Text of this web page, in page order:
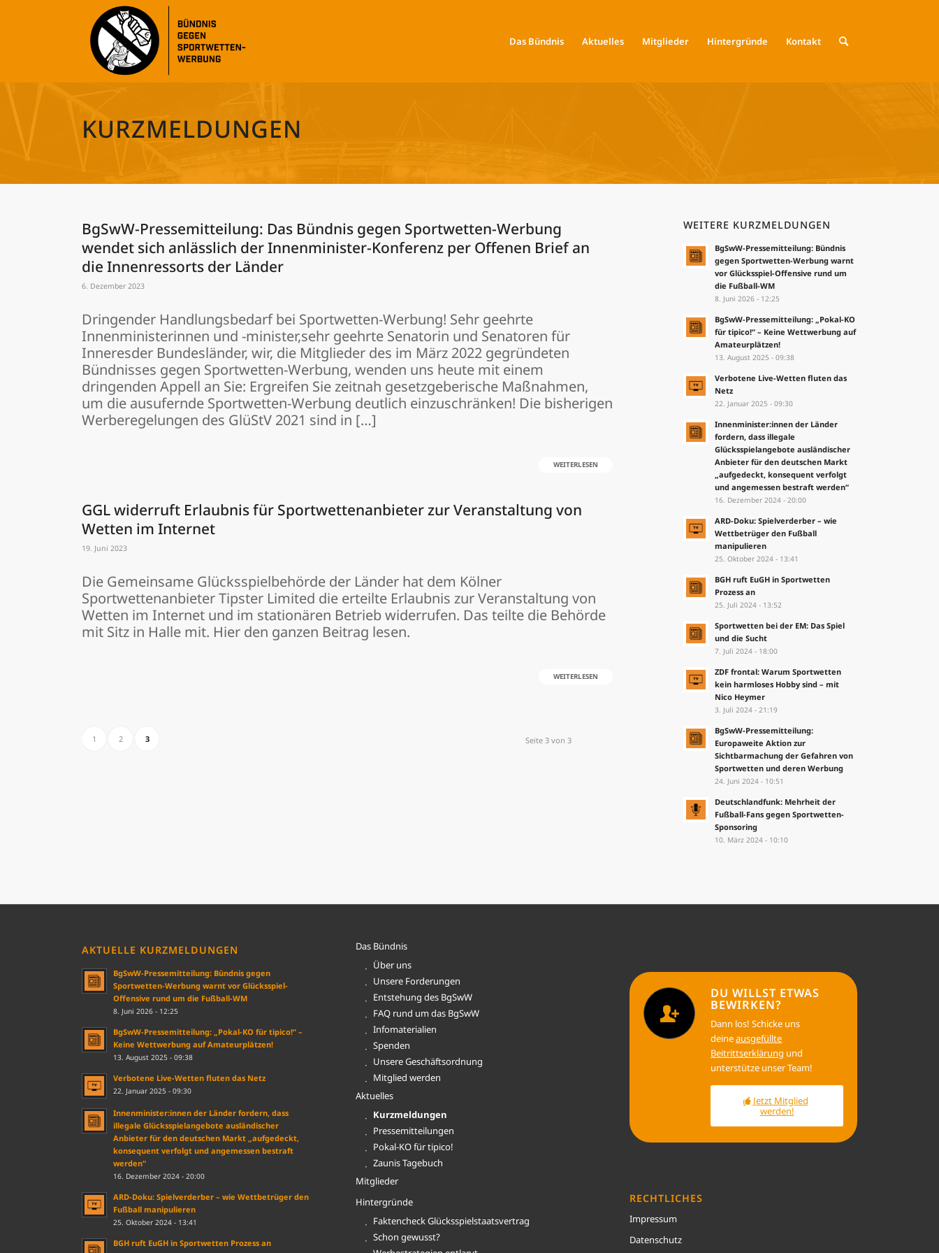
Das Bündnis Aktuelles Mitglieder Hintergründe Kontakt
KURZMELDUNGEN
BgSwW-Pressemitteilung: Das Bündnis gegen Sportwetten-Werbung
wendet sich anlässlich der Innenminister-Konferenz per Offenen Brief an
die Innenressorts der Länder
6. Dezember 2023
Dringender Handlungsbedarf bei Sportwetten-Werbung! Sehr geehrte
Innenministerinnen und -minister,sehr geehrte Senatorin und Senatoren für
Inneresder Bundesländer, wir, die Mitglieder des im März 2022 gegründeten
Bündnisses gegen Sportwetten-Werbung, wenden uns heute mit einem
dringenden Appell an Sie: Ergreifen Sie zeitnah gesetzgeberische Maßnahmen,
um die ausufernde Sportwetten-Werbung deutlich einzuschränken! Die bisherigen
Werberegelungen des GlüStV 2021 sind in […]
WEITERLESEN
GGL widerruft Erlaubnis für Sportwettenanbieter zur Veranstaltung von
Wetten im Internet
19. Juni 2023
Die Gemeinsame Glücksspielbehörde der Länder hat dem Kölner
Sportwettenanbieter Tipster Limited die erteilte Erlaubnis zur Veranstaltung von
Wetten im Internet und im stationären Betrieb widerrufen. Das teilte die Behörde
mit Sitz in Halle mit. Hier den ganzen Beitrag lesen.
WEITERLESEN
Seite 3 von 3
1 2 3
WEITERE KURZMELDUNGEN
BgSwW-Pressemitteilung: Bündnis
gegen Sportwetten-Werbung warnt
vor Glücksspiel-Offensive rund um
die Fußball-WM
8. Juni 2026 - 12:25
BgSwW-Pressemitteilung: „Pokal-KO
für tipico!“ – Keine Wettwerbung auf
Amateurplätzen!
13. August 2025 - 09:38
Verbotene Live-Wetten fluten das
Netz
22. Januar 2025 - 09:30
Innenminister:innen der Länder
fordern, dass illegale
Glücksspielangebote ausländischer
Anbieter für den deutschen Markt
„aufgedeckt, konsequent verfolgt
und angemessen bestraft werden“
16. Dezember 2024 - 20:00
ARD-Doku: Spielverderber – wie
Wettbetrüger den Fußball
manipulieren
25. Oktober 2024 - 13:41
BGH ruft EuGH in Sportwetten
Prozess an
25. Juli 2024 - 13:52
Sportwetten bei der EM: Das Spiel
und die Sucht
7. Juli 2024 - 18:00
ZDF frontal: Warum Sportwetten
kein harmloses Hobby sind – mit
Nico Heymer
3. Juli 2024 - 21:19
BgSwW-Pressemitteilung:
Europaweite Aktion zur
Sichtbarmachung der Gefahren von
Sportwetten und deren Werbung
24. Juni 2024 - 10:51
Deutschlandfunk: Mehrheit der
Fußball-Fans gegen Sportwetten-
Sponsoring
10. März 2024 - 10:10
AKTUELLE KURZMELDUNGEN
BgSwW-Pressemitteilung: Bündnis gegen
Sportwetten-Werbung warnt vor Glücksspiel-
Offensive rund um die Fußball-WM
8. Juni 2026 - 12:25
BgSwW-Pressemitteilung: „Pokal-KO für tipico!“ –
Keine Wettwerbung auf Amateurplätzen!
13. August 2025 - 09:38
Verbotene Live-Wetten fluten das Netz
22. Januar 2025 - 09:30
Innenminister:innen der Länder fordern, dass
illegale Glücksspielangebote ausländischer
Anbieter für den deutschen Markt „aufgedeckt,
konsequent verfolgt und angemessen bestraft
werden“
16. Dezember 2024 - 20:00
ARD-Doku: Spielverderber – wie Wettbetrüger den
Fußball manipulieren
25. Oktober 2024 - 13:41
BGH ruft EuGH in Sportwetten Prozess an
Das Bündnis
Über uns
Unsere Forderungen
Entstehung des BgSwW
FAQ rund um das BgSwW
Infomaterialien
Spenden
Unsere Geschäftsordnung
Mitglied werden
Aktuelles
Kurzmeldungen
Pressemitteilungen
Pokal-KO für tipico!
Zaunis Tagebuch
Mitglieder
Hintergründe
Faktencheck Glücksspielstaatsvertrag
Schon gewusst?
DU WILLST ETWAS
BEWIRKEN?
Dann los! Schicke uns
deineausgefüllte
Beitrittserklärung und
unterstütze unser Team!
Jetzt Mitglied
werden!
RECHTLICHES
Impressum
Datenschutz